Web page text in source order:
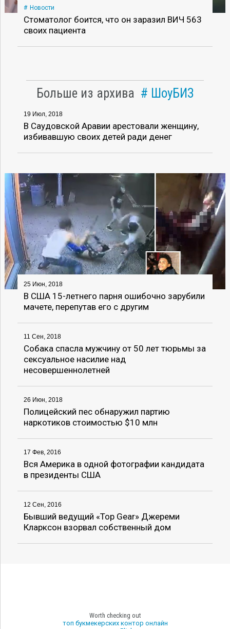
Новости
Стоматолог боится, что он заразил ВИЧ 563
своих пациента
Больше из архива ШоуБИЗ
19 Июл, 2018
В Саудовской Аравии арестовали женщину,
избивавшую своих детей ради денег
25 Июн, 2018
В США 15-летнего парня ошибочно зарубили
мачете, перепутав его с другим
11 Сен, 2018
Собака спасла мужчину от 50 лет тюрьмы за
сексуальное насилие над
несовершеннолетней
26 Июн, 2018
Полицейский пес обнаружил партию
наркотиков стоимостью $10 млн
17 Фев, 2016
Вся Америка в одной фотографии кандидата
в президенты США
12 Сен, 2016
Бывший ведущий «Top Gear» Джереми
Кларксон взорвал собственный дом
Worth checking out
топ букмекерских контор онлайн